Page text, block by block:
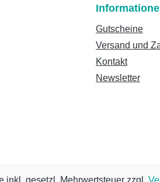
Gutscheine
Versand und
Kontakt
Newsletter
inkl. gesetzl. Mehrwertsteuer zzgl.